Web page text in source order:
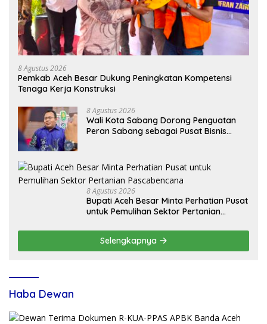
8 Agustus 2026
Pemkab Aceh Besar Dukung Peningkatan Kompetensi
Tenaga Kerja Konstruksi
8 Agustus 2026
Wali Kota Sabang Dorong Penguatan
Peran Sabang sebagai Pusat Bisnis
8 Agustus 2026
Bupati Aceh Besar Minta Perhatian Pusat
untuk Pemulihan Sektor Pertanian
Selengkapnya
Haba Dewan